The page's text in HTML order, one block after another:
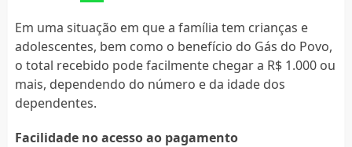
Em uma situação em que a família tem crianças e
adolescentes, bem como o benefício do Gás do Povo,
o total recebido pode facilmente chegar a R$ 1.000 ou
mais, dependendo do número e da idade dos
dependentes.
Facilidade no acesso ao pagamento